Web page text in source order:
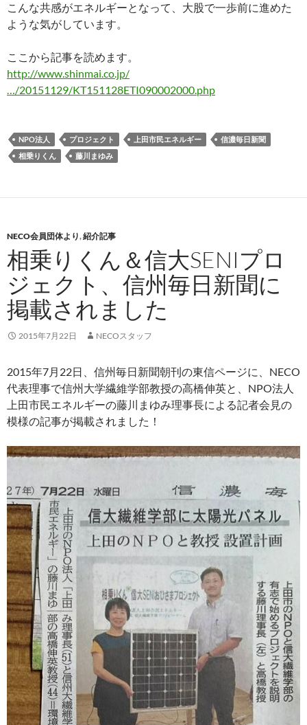
こんな共感がエネルギーとなって、大股で一歩前に進めた
ような気がしています。
ここから記事を読めます。
http://www.shinmai.co.jp/
…/20151129/KT151128ETI090002000.php
NPO法人 プロジェクト 上田市民エネルギー
信濃毎日新聞
相乗りくん
藤川まゆみ
NECO会員団体より,紹介記事
相乗りくん＆信大SENIプロ
ジェクト、信州毎日新聞に
掲載されました
2015年7月22日 NECOスタッフ
2015年7月22日、信州毎日新聞朝刊の東信ページに、NECO
代表理事で信州大学繊維学部教授の高橋伸英と、NPO法人
上田市民エネルギーの藤川まゆみ理事長による記者会見の
模様の記事が掲載されました！